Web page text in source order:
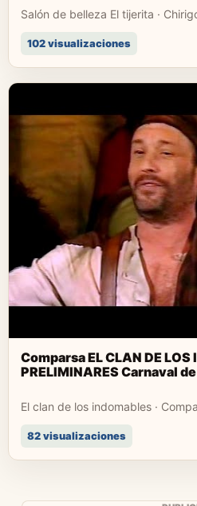
Salón de belleza El tijerita ·
102 visualizaciones
Comparsa EL CLAN DE LOS
PRELIMINARES Carnaval
El clan de los indomables ·
82 visualizaciones